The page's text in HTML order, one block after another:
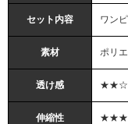
セット内容 ワン
素材 ポリ
透け感
伸縮性